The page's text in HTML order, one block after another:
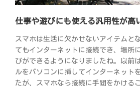
仕事や遊びにも使える汎用性が高
スマホは生活に欠かせないアイテムと
てもインターネットに接続でき、場所
びができるようになりましたね。以前
ルをパソコンに挿してインターネット
たが、スマホなら接続に手間をかける